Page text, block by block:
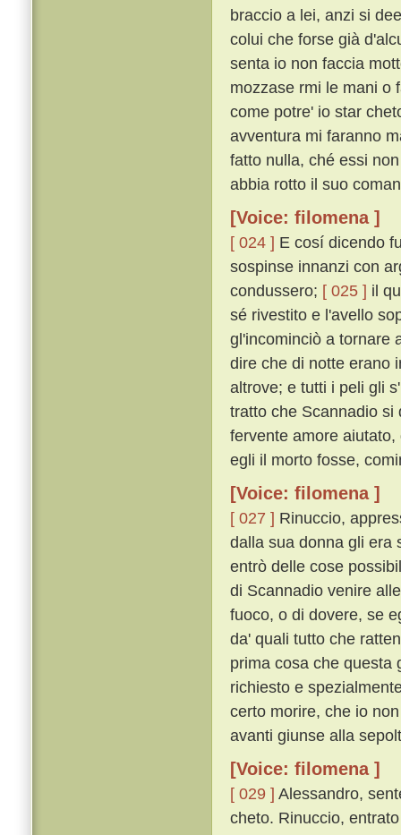
braccio a lei, anzi si
colui che forse già
senta io non faccia
mozzase rmi le mani o
come potre' io star
avventura mi faranno
fatto nulla, ché essi
abbia rotto il suo
[Voice: filomena ]
[ 024 ] E cosí dicendo
sospinse innanzi con
condussero; [ 025 ] il
sé rivestito e l'avello
gl'incominciò a tornare
dire che di notte erano
altrove; e tutti i peli gli
tratto che Scannadio
fervente amore
egli il morto fosse,
[Voice: filomena ]
[ 027 ] Rinuccio,
dalla sua donna gli era
entrò delle cose
di Scannadio venire
fuoco, o di dovere, se
da' quali tutto che
prima cosa che questa
richiesto e
certo morire, che io
avanti giunse alla
[Voice: filomena ]
[ 029 ] Alessandro,
cheto. Rinuccio,